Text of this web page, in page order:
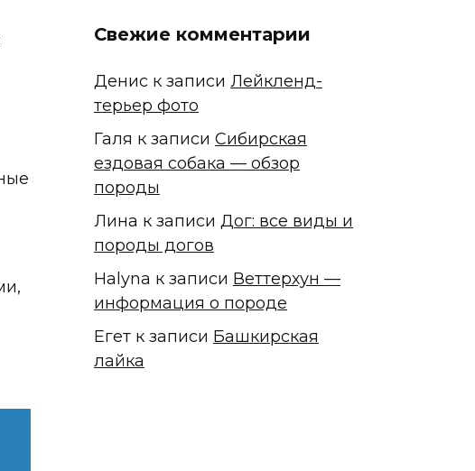
Свежие комментарии
Денис к записи Лейкленд-
терьер фото
Галя к записи Сибирская
ездовая собака — обзор
породы
Лина к записи Дог: все виды и
породы догов
Halyna к записи Веттерхун —
информация о породе
Егет к записи Башкирская
лайка